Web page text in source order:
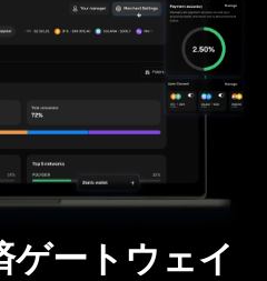
ゲートウェイ